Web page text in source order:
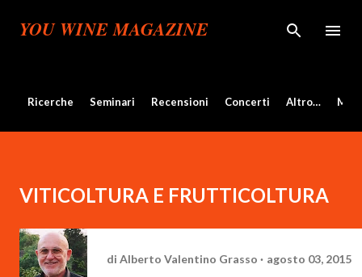
Passa ai contenuti principali
YOU WINE MAGAZINE
Ricerche Seminari Recensioni Concerti Altro…
VITICOLTURA E FRUTTICOLTURA
di Alberto Valentino Grasso agosto 03, 2015